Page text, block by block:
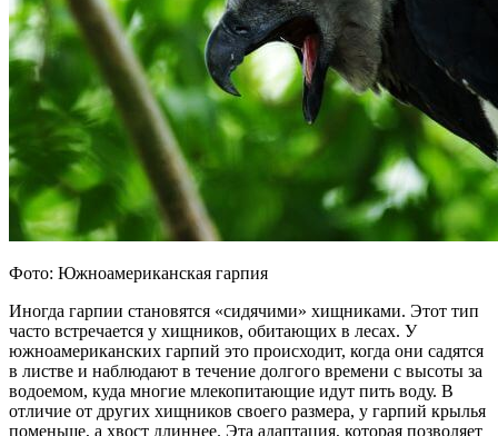
Фото: Южноамериканская гарпия
Иногда гарпии становятся «сидячими» хищниками. Этот тип
часто встречается у хищников, обитающих в лесах. У
южноамериканских гарпий это происходит, когда они садятся
в листве и наблюдают в течение долгого времени с высоты за
водоемом, куда многие млекопитающие идут пить воду. В
отличие от других хищников своего размера, у гарпий крылья
поменьше, а хвост длиннее. Эта адаптация, которая позволяет